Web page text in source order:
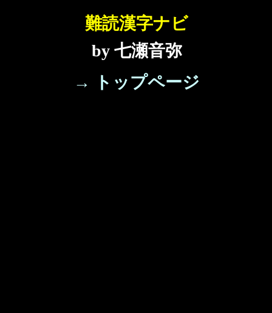
難読漢字ナビ
by 七瀬音弥
→ トップページ